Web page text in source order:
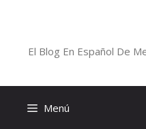
El Blog En Español De
Menú